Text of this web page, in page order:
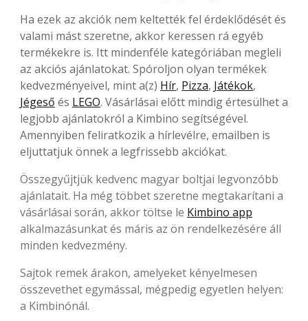
Ha ezek az akciók nem keltették fel érdeklődését és
valami mást szeretne, akkor keressen rá egyéb
termékekre is. Itt mindenféle kategóriában megleli
az akciós ajánlatokat. Spóroljon olyan termékek
kedvezményeivel, mint a(z) Hír, Pizza, Játékok,
Jégeső és LEGO. Vásárlásai előtt mindig értesülhet a
legjobb ajánlatokról a Kimbino segítségével.
Amennyiben feliratkozik a hírlevélre, emailben is
eljuttatjuk önnek a legfrissebb akciókat.
Összegyűjtjük kedvenc magyar boltjai legvonzóbb
ajánlatait. Ha még többet szeretne megtakarítani a
vásárlásai során, akkor töltse le Kimbino app
alkalmazásunkat és máris az ön rendelkezésére áll
minden kedvezmény.
Sajtok remek árakon, amelyeket kényelmesen
összevethet egymással, mégpedig egyetlen helyen:
a Kimbinónál.